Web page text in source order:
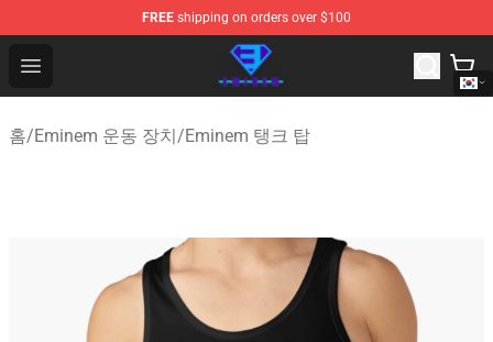
FREE shipping on orders over $100
Open menu
Eminem Store - Official Eminem Merchandise Shop
홈/Eminem 운동 장치/Eminem 탱크 탑